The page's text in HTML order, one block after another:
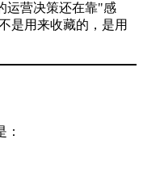
运营决策还在靠"感
是用来收藏的，是用